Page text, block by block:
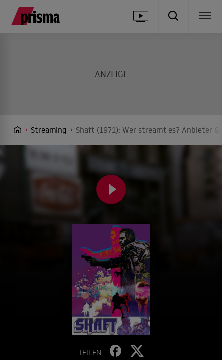
Streaming Shaft (1971): Wer streamt es? Anbieter &
TEILEN